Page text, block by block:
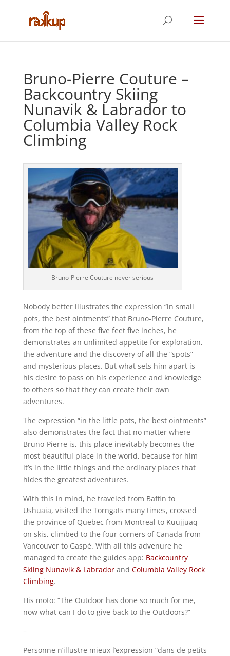
Bruno-Pierre Couture –
Backcountry Skiing
Nunavik & Labrador to
Columbia Valley Rock
Climbing
Bruno-Pierre Couture never serious
Nobody better illustrates the expression “in small
pots, the best ointments” that Bruno-Pierre Couture,
from the top of these five feet five inches, he
demonstrates an unlimited appetite for exploration,
the adventure and the discovery of all the “spots”
and mysterious places. But what sets him apart is
his desire to pass on his experience and knowledge
to others so that they can create their own
adventures.
The expression “in the little pots, the best ointments”
also demonstrates the fact that no matter where
Bruno-Pierre is, this place inevitably becomes the
most beautiful place in the world, because for him
it’s in the little things and the ordinary places that
hides the greatest adventures.
With this in mind, he traveled from Baffin to
Ushuaia, visited the Torngats many times, crossed
the province of Quebec from Montreal to Kuujjuaq
on skis, climbed to the four corners of Canada from
Vancouver to Gaspé. With all this advenure he
managed to create the guides app: Backcountry
Skiing Nunavik & Labradorand Columbia Valley Rock
Climbing.
His moto: “The Outdoor has done so much for me,
now what can I do to give back to the Outdoors?”
–
Personne n’illustre mieux l’expression “dans de petits